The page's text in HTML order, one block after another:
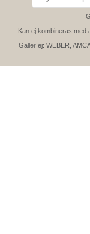
Kan ej kombineras med
Gäller ej: WEBER,